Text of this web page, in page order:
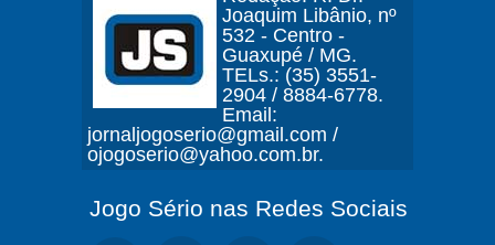
Joaquim Libânio, nº
532 - Centro -
Guaxupé / MG.
TELs.: (35) 3551-
2904 / 8884-6778.
Email:
jornaljogoserio@gmail.com /
ojogoserio@yahoo.com.br.
Jogo Sério nas Redes Sociais